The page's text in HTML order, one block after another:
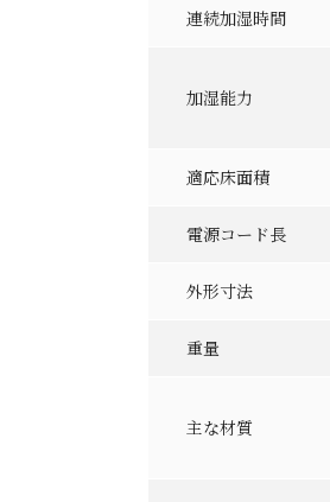
連続加湿時間
加湿能力
適応床面積
電源コード長
外形寸法
重量
主な材質